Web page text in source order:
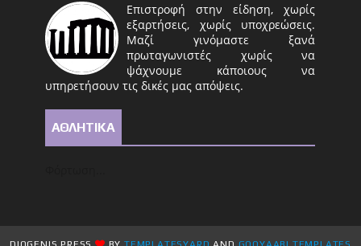
Επιστροφή στην είδηση, χωρίς
εξαρτήσεις, χωρίς υποχρεώσεις.
Μαζί γινόμαστε ξανά
πρωταγωνιστές χωρίς να
ψάχνουμε κάποιους να
υπηρετήσουν τις δικές μας απόψεις.
ΑΘΛΗΤΙΚΑ